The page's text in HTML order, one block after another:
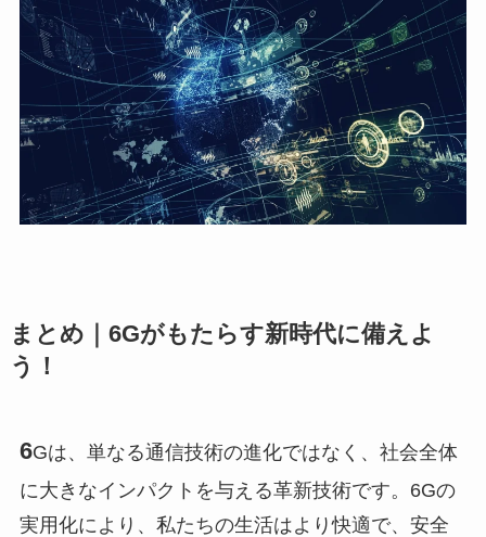
まとめ｜6Gがもたらす新時代に備えよ
う！
6Gは、単なる通信技術の進化ではなく、社会全体
に大きなインパクトを与える革新技術です。6Gの
実用化により、私たちの生活はより快適で、安全